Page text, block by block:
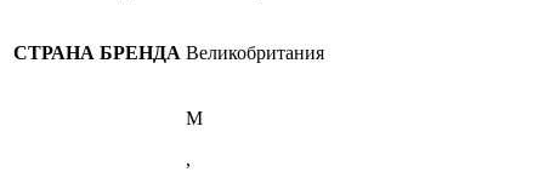
СТРАНА БРЕНДА Великобритания
M
,